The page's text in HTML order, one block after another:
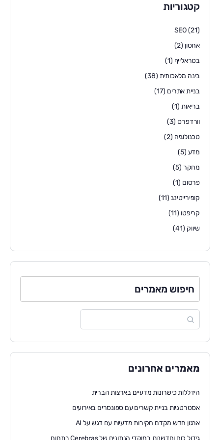
קטגוריות
SEO(21)
אחסון (2)
בטראלייף (1)
בינה מלאכותית (38)
בניית אתרים (17)
בריאות(1)
וורדפרס (3)
טכנולוגיה (2)
מדע (5)
מחקר (5)
פרסום (1)
קופירייטינג(11)
קריפטו (11)
שיווק (41)
חיפוש מאמרים
מאמרים אחרונים
הידללות כישרונות מדעיים בארצות הברית
אסטרטגיות בניית קשרים עם ספונסרים באירועים
ארגון חדש מקדם חקירות מדעיות עם דגש על AI